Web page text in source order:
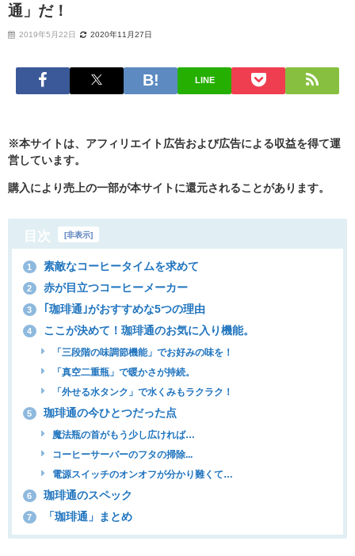
通」だ！
2019年5月22日 2020年11月27日
LINE
※本サイトは、アフィリエイト広告および広告による収益を得て運
営しています。
購入により売上の一部が本サイトに還元されることがあります。
目次 [非表示]
1 素敵なコーヒータイムを求めて
2 赤が目立つコーヒーメーカー
3 ｢珈琲通｣がおすすめな5つの理由
4 ここが決めて！珈琲通のお気に入り機能。
「三段階の味調節機能」でお好みの味を！
「真空二重瓶」で暖かさが持続。
「外せる水タンク」で水くみもラクラク！
5 珈琲通の今ひとつだった点
魔法瓶の首がもう少し広ければ…
コーヒーサーバーのフタの掃除...
電源スイッチのオンオフが分かり難くて…
6 珈琲通のスペック
7 「珈琲通」まとめ